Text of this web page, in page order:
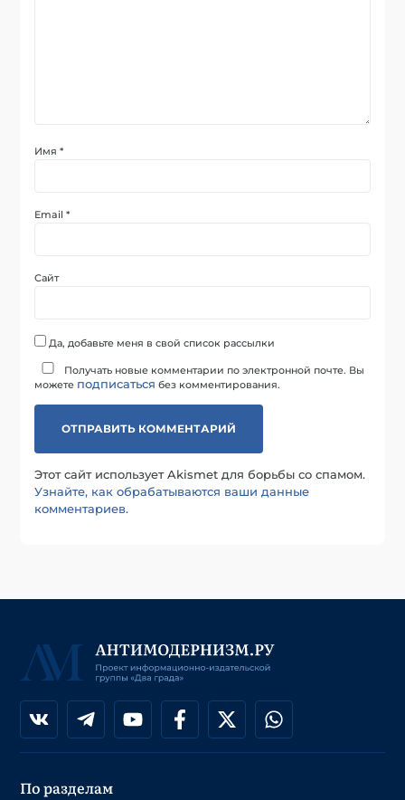
Имя*
Email*
Сайт
Да, добавьте меня в свой список рассылки
Получать новые комментарии по электронной почте. Вы
можете подписаться без комментирования.
Этот сайт использует Akismet для борьбы со спамом.
Узнайте, как обрабатываются ваши данные
комментариев.
По разделам